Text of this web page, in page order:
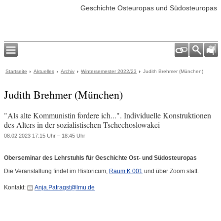
Geschichte Osteuropas und Südosteuropas
Startseite Aktuelles Archiv Wintersemester 2022/23 Judith Brehmer (München)
Judith Brehmer (München)
"Als alte Kommunistin fordere ich...". Individuelle Konstruktionen
des Alters in der sozialistischen Tschechoslowakei
08.02.2023 17:15 Uhr – 18:45 Uhr
Oberseminar des Lehrstuhls für Geschichte Ost- und Südosteuropas
Die Veranstaltung findet im Historicum, Raum K 001 und über Zoom statt.
Kontakt: Anja.Patragst@lmu.de